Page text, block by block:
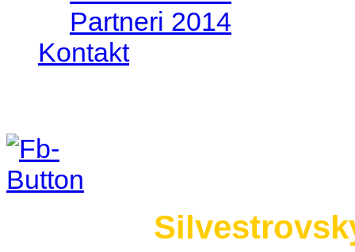
Partneri 2014
Kontakt